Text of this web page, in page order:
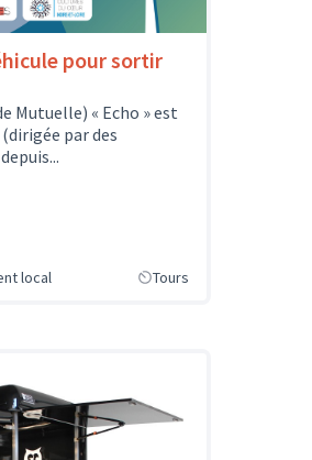
pour sortir
Mutuelle) « Echo » est
par des
local Tours